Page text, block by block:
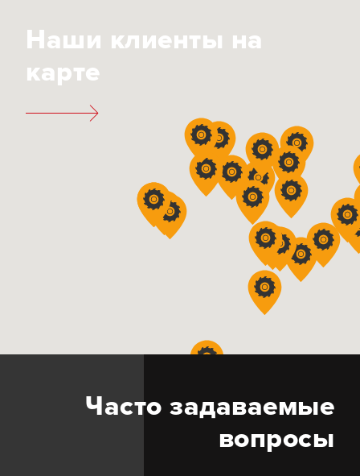
Наши клиенты на
карте
Часто задаваемые
вопросы